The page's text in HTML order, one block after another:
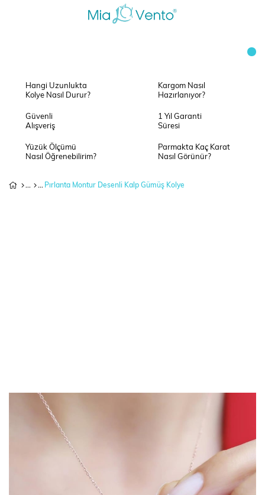
Hangi Uzunlukta
Kolye Nasıl Durur?
Kargom Nasıl
Hazırlanıyor?
Güvenli
Alışveriş
1 Yıl Garanti
Süresi
Yüzük Ölçümü
Nasıl Öğrenebilirim?
Parmakta Kaç Karat
Nasıl Görünür?
Pırlanta Montur Desenli Kalp Gümüş Kolye